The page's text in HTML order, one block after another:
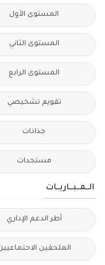
المستوى الأول
المستوى الثاني
المستوى الرابع
تقويم تشخيصي
جذاذات
مستجدات
الــمــبــاريــات
أطر الدعم الإداري
الملحقين